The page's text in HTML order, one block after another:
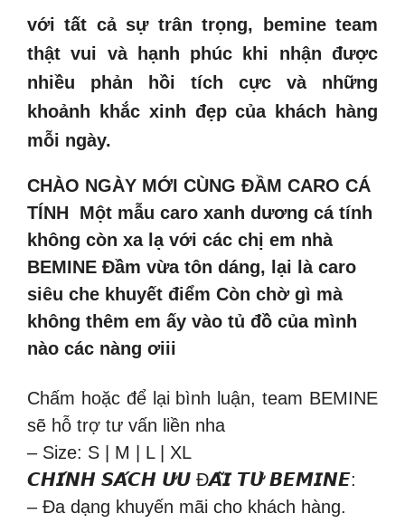
với tất cả sự trân trọng, bemineteam
thật vui và hạnh phúc khi nhận được
nhiều phản hồi tích cực và những
khoảnh khắc xinh đẹp của khách hàng
mỗi ngày.
CHÀO NGÀY MỚI CÙNG ĐẦM CARO CÁ
TÍNH Một mẫu caro xanh dương cá tính
không còn xa lạ với các chị em nhà
BEMINE Đầm vừa tôn dáng, lại là caro
siêu che khuyết điểm Còn chờ gì mà
không thêm em ấy vào tủ đồ của mình
nào các nàng ơiii
Chấm hoặc để lại bình luận, team BEMINE
sẽ hỗ trợ tư vấn liền nha
– Size: S | M | L | XL
𝘾𝙃𝙄́𝙉𝙃 𝙎𝘼́𝘾𝙃 𝙐̛𝙐 Đ𝘼̃𝙄 𝙏𝙐̛̀ 𝘽𝙀𝙈𝙄𝙉𝙀:
– Đa dạng khuyến mãi cho khách hàng.